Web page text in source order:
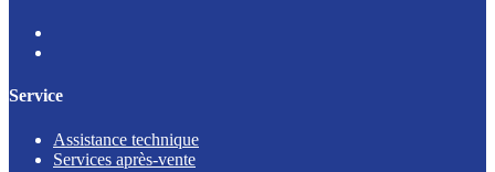
Service
Assistance technique
Services après-vente